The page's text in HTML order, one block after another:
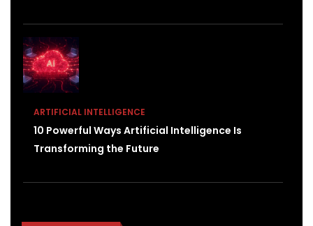
ARTIFICIAL INTELLIGENCE
10 Powerful Ways Artificial Intelligence Is
Transforming the Future